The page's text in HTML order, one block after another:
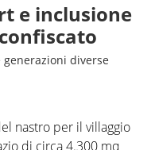
e inclusione
diverse
nastro per il villaggio
di circa 4.300 mq